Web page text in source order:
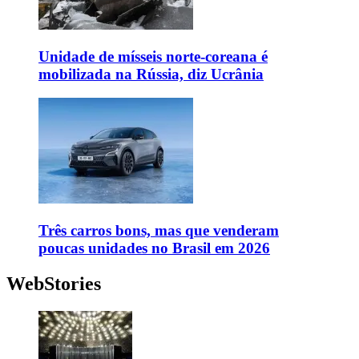
Unidade de mísseis norte-coreana é
mobilizada na Rússia, diz Ucrânia
Três carros bons, mas que venderam
poucas unidades no Brasil em 2026
WebStories